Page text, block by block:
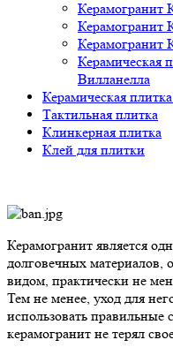
Керамогранит
Керамогранит
Керамогранит
Керамическая
Вилланелла
Керамическая
Тактильная плитка
Клинкерная плитка
Клей для плитки
Керамогранит является
долговечных
видом, практически не
Тем не менее, уход для
использовать правильные
керамогранит не терял